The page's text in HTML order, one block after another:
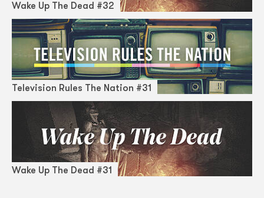
Wake Up The Dead #32
Television Rules The Nation #31
Wake Up The Dead #31